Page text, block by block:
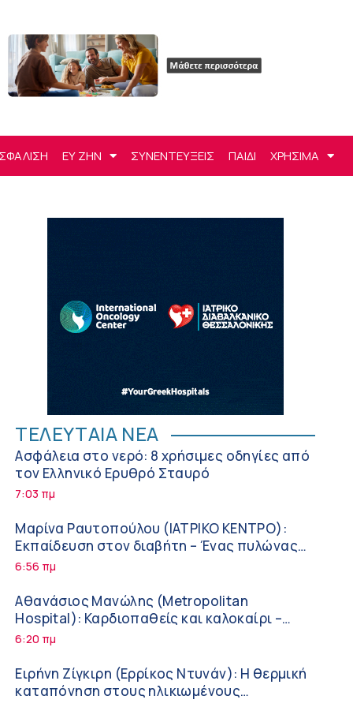
ΕΥ ΖΗΝ ΣΥΝΕΝΤΕΥΞΕΙΣ ΠΑΙΔΙ ΧΡΗΣΙΜΑ
ΤΕΛΕΥΤΑΙΑ ΝΕΑ
Ασφάλεια στο νερό: 8 χρήσιμες οδηγίες από
τον Ελληνικό Ερυθρό Σταυρό
7:03 πμ
Μαρίνα Ραυτοπούλου (ΙΑΤΡΙΚΟ ΚΕΝΤΡΟ):
Εκπαίδευση στον διαβήτη – Ένας πυλώνας
της σύγχρονης φροντίδας
6:56 πμ
Αθανάσιος Μανώλης (Metropolitan
Hospital): Καρδιοπαθείς και καλοκαίρι –
Διακοπές με ασφάλεια
6:20 πμ
Ειρήνη Ζίγκιρη (Ερρίκος Ντυνάν): H θερμική
καταπόνηση στους ηλικιωμένους